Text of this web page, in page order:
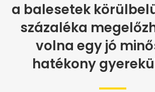
a balesetek
százaléka
volna egy jó
hatékony